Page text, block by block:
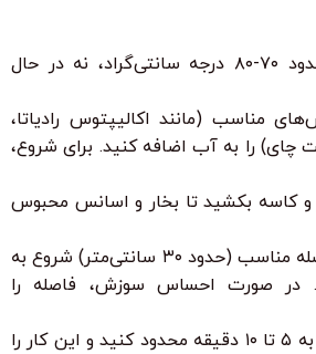
یک کاسه آب داغ (حدود ۷۰-۸۰ درجه سانتی‌گراد، نه در حال
مناسب (مانند اکالیپتوس رادیاتا،
چای) را به آب اضافه کنید. برای شروع،
کاسه بکشید تا بخار و اسانس محبوس
با چشمان بسته، از فاصله مناسب (حدود ۳۰ سانتی‌متر) شروع به
در صورت احساس سوزش، فاصله را
مدت زمان استنشاق را به ۵ تا ۱۰ دقیقه محدود کنید و این کار را